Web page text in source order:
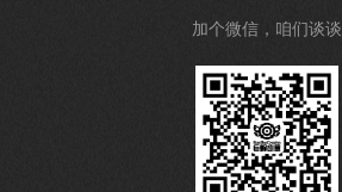
加个微信，咱们谈谈